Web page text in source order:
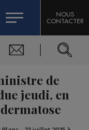
SKIABLES
BLANC
NOUS
CONTACTER
de
jeudi, en